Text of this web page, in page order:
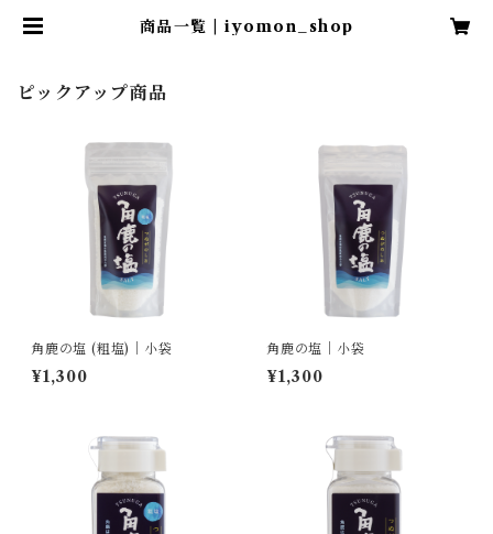
商品一覧 | iyomon_shop
ピックアップ商品
角鹿の塩 (粗塩)｜小袋
¥1,300
角鹿の塩｜小袋
¥1,300